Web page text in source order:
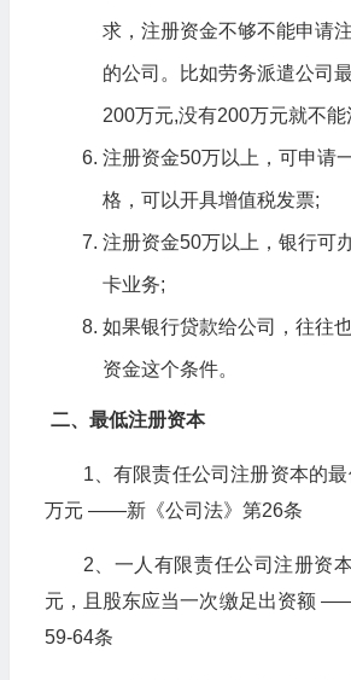
求，注册资金不够不能申请
的公司。比如劳务派遣公司
200万元,没有200万元就不能
注册资金50万以上，可申请
格，可以开具增值税发票;
注册资金50万以上，银行可
卡业务;
如果银行贷款给公司，往往
资金这个条件。
二、最低注册资本
1、有限责任公司注册资本的
万元 ——新《公司法》第26条
2、一人有限责任公司注册资
元，且股东应当一次缴足出资额
59-64条